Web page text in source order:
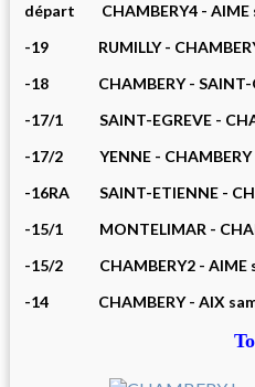
départ CHAMBERY4 - AIME
-19 RUMILLY - CHAMBERY
-18 CHAMBERY - SAINT-
-17/1 SAINT-EGREVE -
-17/2 YENNE - CHAMBERY
-16RA SAINT-ETIENNE -
-15/1 MONTELIMAR -
-15/2 CHAMBERY2 - AIME
-14 CHAMBERY - AIX